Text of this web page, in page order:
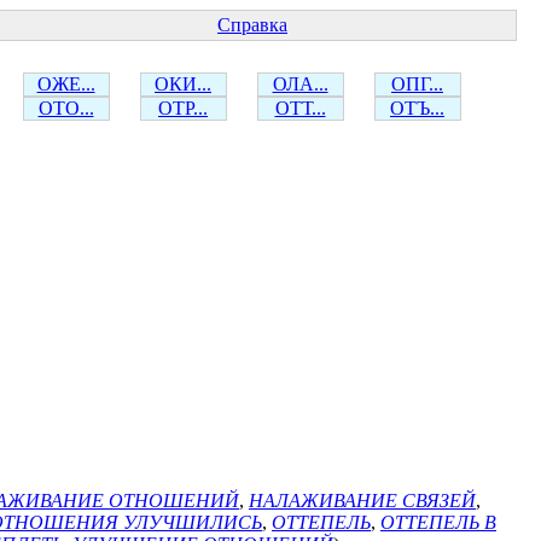
Справка
ОЖЕ... ОКИ... ОЛА...
ОПГ...
ОТО... ОТР... ОТТ...
ОТЪ...
ОТНОШЕНИЙ, НАЛАЖИВАНИЕ СВЯЗЕЙ,
УЛУЧШИЛИСЬ, ОТТЕПЕЛЬ, ОТТЕПЕЛЬ В